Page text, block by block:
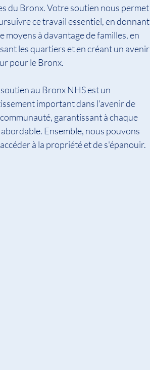
du Bronx. Votre soutien nous permet
ce travail essentiel, en donnant
moyens à davantage de familles, en
les quartiers et en créant un avenir
pour le Bronx.
au Bronx NHS est un
important dans l'avenir de
garantissant à chaque
Ensemble, nous pouvons
à la propriété et de s'épanouir.